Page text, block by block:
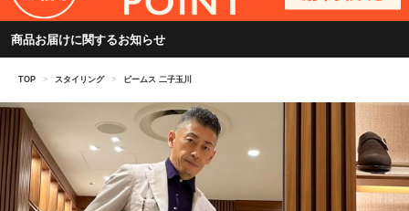
商品お届けに関するお知らせ
TOP > スタイリング > ビームス 二子玉川